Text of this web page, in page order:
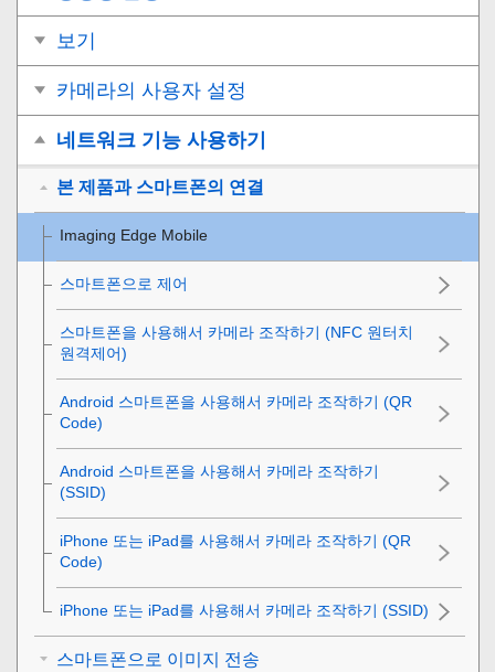
보기
카메라의 사용자 설정
네트워크 기능 사용하기
본 제품과 스마트폰의 연결
Imaging Edge Mobile
스마트폰으로 제어
스마트폰을 사용해서 카메라 조작하기 (NFC 원터치
원격제어)
Android 스마트폰을 사용해서 카메라 조작하기 (QR
Code)
Android 스마트폰을 사용해서 카메라 조작하기
(SSID)
iPhone 또는 iPad를 사용해서 카메라 조작하기 (QR
Code)
iPhone 또는 iPad를 사용해서 카메라 조작하기 (SSID)
스마트폰으로 이미지 전송